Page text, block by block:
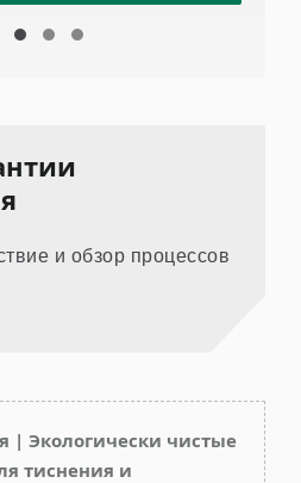
и обзор процессов
| Экологически чистые
тиснения и